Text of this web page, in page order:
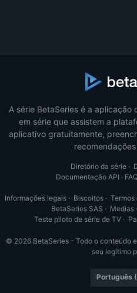
A série BetaSeries é a
em série que assistem a
aplicativo gratuitamente,
Diretório da série ·
Documentação API ·
Informações legais · Biscoitos · Termos
BetaSeries SAS · Medias·
Teste piloto de série de TV·
© 2026 BetaSeries - Todo o conteúdo
seu legítimo
Português